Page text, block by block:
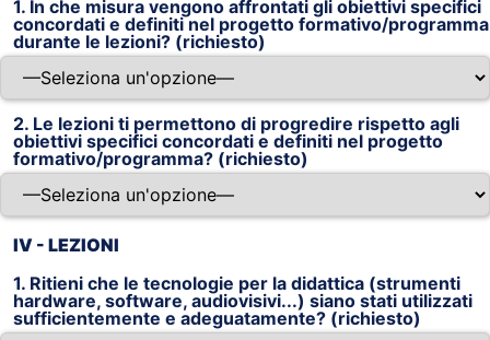
1. In che misura vengono affrontati gli obiettivi specifici
concordati e definiti nel progetto formativo/programma
durante le lezioni? (richiesto)
2. Le lezioni ti permettono di progredire rispetto agli
obiettivi specifici concordati e definiti nel progetto
formativo/programma? (richiesto)
IV - LEZIONI
1. Ritieni che le tecnologie per la didattica (strumenti
hardware, software, audiovisivi...) siano stati utilizzati
sufficientemente e adeguatamente? (richiesto)